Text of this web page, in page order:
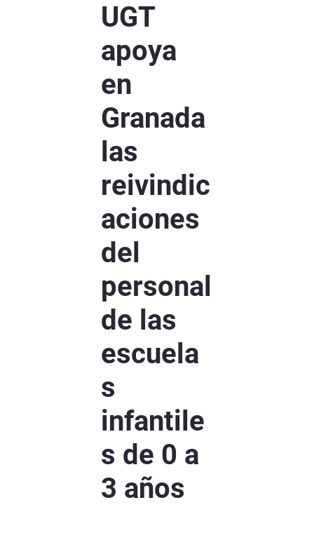
UGT
apoya
en
Granada
las
reivindic
aciones
del
personal
de las
escuela
s
infantile
s de 0 a
3 años